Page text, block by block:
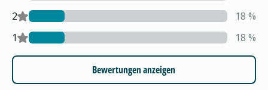
2
18 %
1
18 %
Bewertungen anzeigen